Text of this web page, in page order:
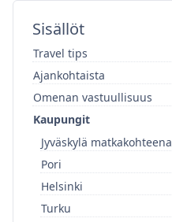
Sisällöt
Travel tips
Ajankohtaista
Omenan vastuullisuus
Kaupungit
Jyväskylä matkakohteena
Pori
Helsinki
Turku